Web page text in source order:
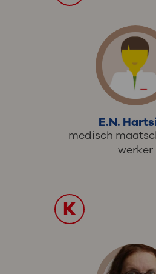
E.N.
medisch
werker
K